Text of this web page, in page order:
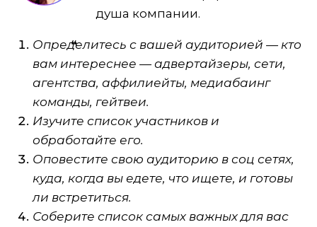
душа компании.
Определитесь с вашей аудиторией — кто
вам интереснее — адвертайзеры, сети,
агентства, аффилиейты, медиабаинг
команды, гейтвеи.
Изучите список участников и
обработайте его.
Оповестите свою аудиторию в соц сетях,
куда, когда вы едете, что ищете, и готовы
ли встретиться.
Соберите список самых важных для вас